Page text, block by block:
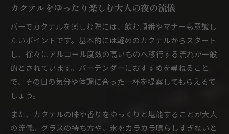
カクテルをゆったり楽しむ大人の夜の流儀
バーでカクテルを楽しむ際には、飲む順番やマナーも意識し
たいポイントです。基本的には軽めのカクテルからスタート
し、徐々にアルコール度数の高いものへ移行する流れが一般
的とされています。バーテンダーにおすすめを尋ねること
で、その日の気分や体調に合った一杯を提案してもらえるで
しょう。
また、カクテルの味や香りをゆっくりと堪能することが大人
の流儀。グラスの持ち方や、氷をカラカラ鳴らしすぎないと